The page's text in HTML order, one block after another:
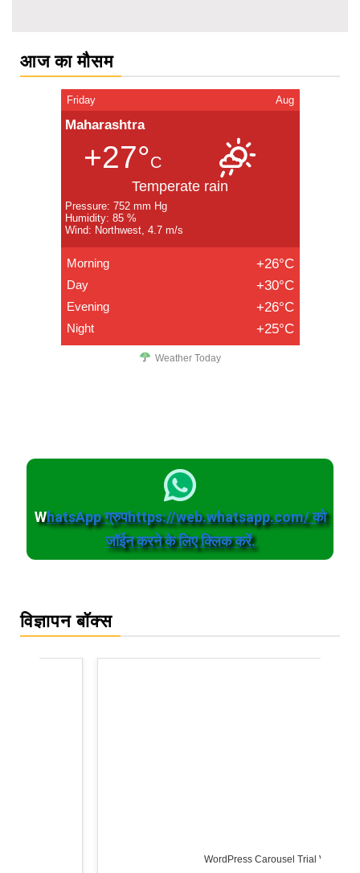
आज का मौसम
Friday Aug
Maharashtra
+27°C
Temperate rain
Pressure: 752 mm Hg
Humidity: 85 %
Wind: Northwest, 4.7 m/s
Morning +26°C
Day +30°C
Evening +26°C
Night +25°C
Weather Today
WhatsApp ग्रुपhttps://web.whatsapp.com/ को
जॉईन करने के लिए क्लिक करें.
विज्ञापन बॉक्स
WordPress Carousel Trial Version